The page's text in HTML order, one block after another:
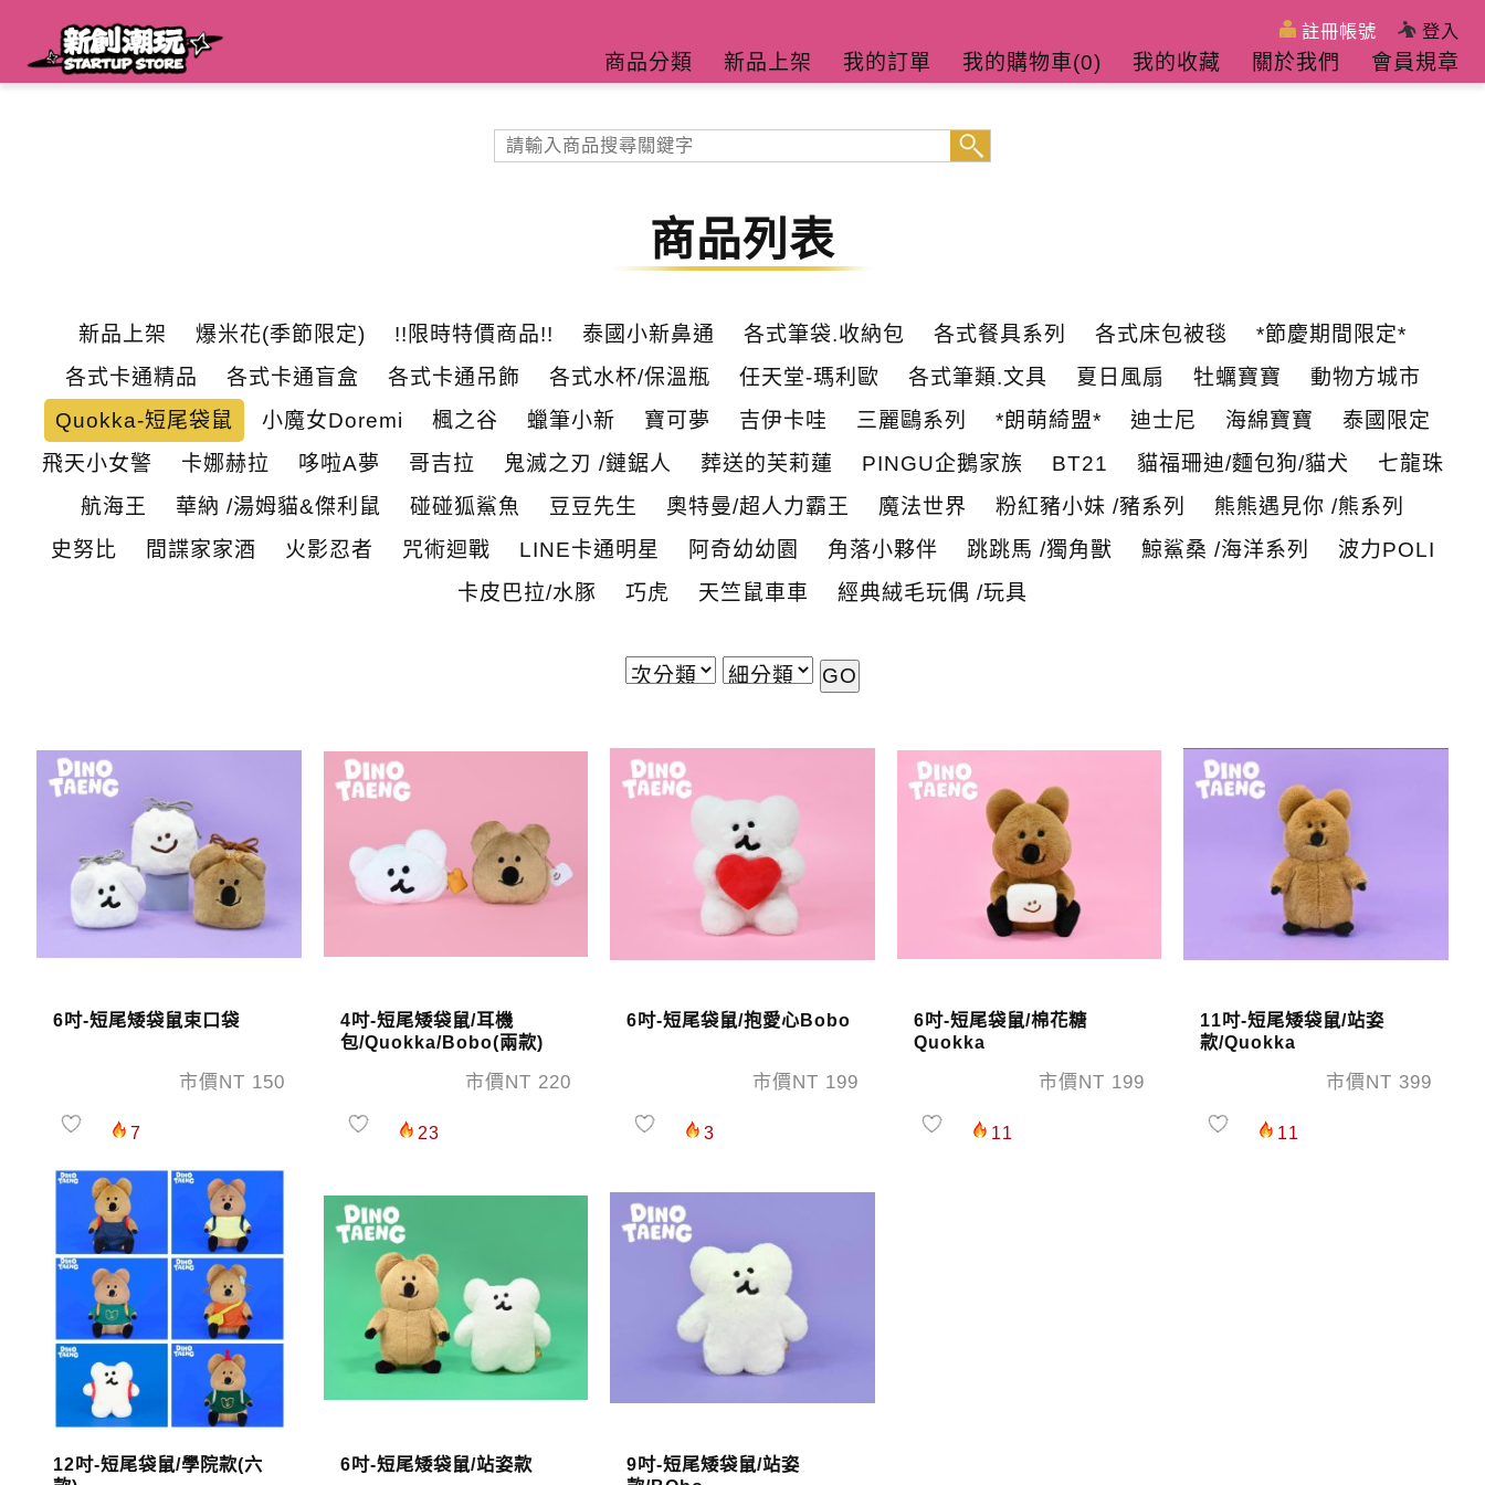
商品分類 新品上架 我的訂單 我的購物車(0) 我的收藏 關於我們 會員規章
註冊帳號 登入
商品列表
新品上架 爆米花(季節限定) !!限時特價商品!! 泰國小新鼻通 各式筆袋.收納包 各式餐具系列 各式床包被毯
*節慶期間限定*
各式卡通精品
各式卡通盲盒 各式卡通吊飾 各式水杯/保溫瓶 任天堂-瑪利歐 各式筆類.文具 夏日風扇 牡蠣寶寶
動物方城市
Quokka-短尾袋鼠
小魔女Doremi 楓之谷 蠟筆小新 寶可夢 吉伊卡哇 三麗鷗系列 *朗萌綺盟* 迪士尼 海綿寶寶
泰國限定
飛天小女警
卡娜赫拉 哆啦A夢 哥吉拉 鬼滅之刃 /鏈鋸人 葬送的芙莉蓮 PINGU企鵝家族 BT21 貓福珊迪/麵包狗/貓犬
七龍珠
航海王
華納 /湯姆貓&傑利鼠 碰碰狐鯊魚 豆豆先生 奧特曼/超人力霸王 魔法世界 粉紅豬小妹 /豬系列
熊熊遇見你 /熊系列
史努比
間諜家家酒 火影忍者 咒術迴戰 LINE卡通明星 阿奇幼幼園 角落小夥伴 跳跳馬 /獨角獸 鯨鯊桑 /海洋系列
波力POLI
卡皮巴拉/水豚
巧虎 天竺鼠車車 經典絨毛玩偶 /玩具
GO
6吋-短尾矮袋鼠束口袋
市價NT 150
7
4吋-短尾矮袋鼠/耳機
包/Quokka/Bobo(兩款)
市價NT 220
23
6吋-短尾袋鼠/抱愛心Bobo
市價NT 199
3
6吋-短尾袋鼠/棉花糖
Quokka
市價NT 199
11
11吋-短尾矮袋鼠/站姿
款/Quokka
市價NT 399
11
12吋-短尾袋鼠/學院款(六
6吋-短尾矮袋鼠/站姿款
9吋-短尾矮袋鼠/站姿